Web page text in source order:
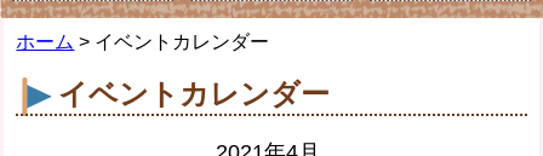
ホーム > イベントカレンダー
イベントカレンダー